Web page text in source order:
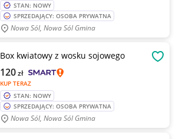
STAN: NOWY
SPRZEDAJĄCY: OSOBA PRYWATNA
Nowa Sól, Nowa Sól Gmina
Box kwiatowy z wosku sojowego
KUP TERAZ
120zł
STAN: NOWY
SPRZEDAJĄCY: OSOBA PRYWATNA
Nowa Sól, Nowa Sól Gmina